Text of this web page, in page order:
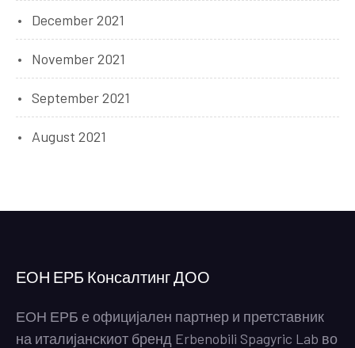
December 2021
November 2021
September 2021
August 2021
ЕОН ЕРБ Консалтинг ДОО
ЕОН ЕРБ е официјален партнер и претставник
на италијанскиот бренд Erbenobili Spagyric Lab во